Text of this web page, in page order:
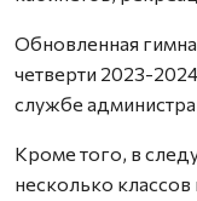
Обновленная
четверти 2023-
службе
Кроме того, в
несколько